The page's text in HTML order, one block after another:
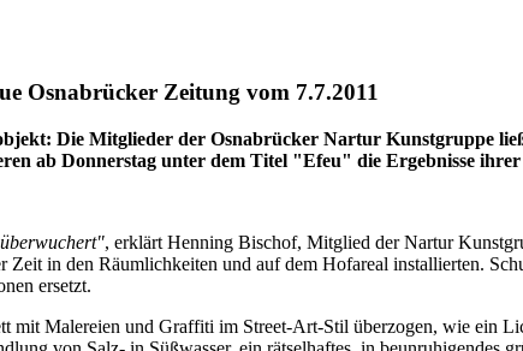
Osnabrücker Zeitung vom 7.7.2011
Die Mitglieder der Osnabrücker Nartur Kunstgruppe
ab Donnerstag unter dem Titel "Efeu" die Ergebnisse
, erklärt Henning Bischof, Mitglied der Nartur
in den Räumlichkeiten und auf dem Hofareal installierten.
ersetzt.
mit Malereien und Graffiti im Street-Art-Stil überzogen, wie ein